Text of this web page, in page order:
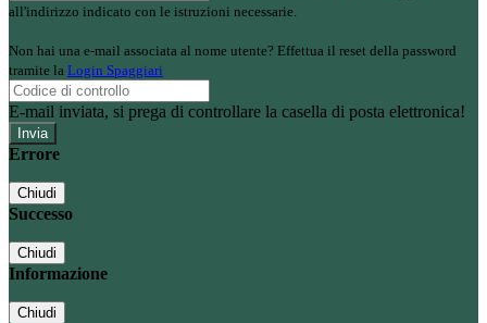
all'indirizzo indicato con le istruzioni necessarie.
Non hai una e-mail associata al nome utente? Effettua il reset della password
tramite la Login Spaggiari
E-mail inviata, si prega di controllare la casella di posta elettronica!
Errore
Chiudi
Successo
Chiudi
Informazione
Chiudi